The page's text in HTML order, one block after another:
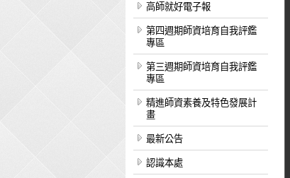
高師就好電子報
第四週期師資培育自我評鑑
專區
第三週期師資培育自我評鑑
專區
精進師資素養及特色發展計
畫
最新公告
認識本處